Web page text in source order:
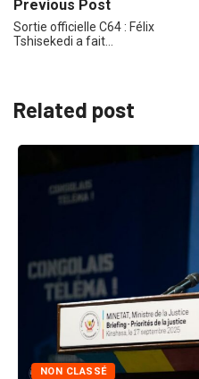
Previous Post
Sortie officielle C64 : Félix
Tshisekedi a fait…
Related post
NON CLASSÉ